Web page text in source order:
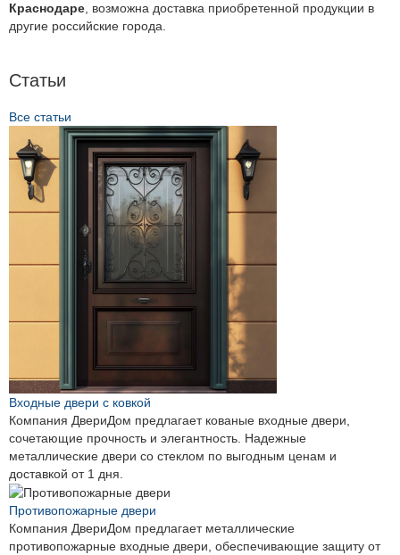
Краснодаре , возможна доставка приобретенной продукции в
другие российские города.
Статьи
Все статьи
Входные двери с ковкой
Компания ДвериДом предлагает кованые входные двери,
сочетающие прочность и элегантность. Надежные
металлические двери со стеклом по выгодным ценам и
доставкой от 1 дня.
Противопожарные двери
Компания ДвериДом предлагает металлические
противопожарные входные двери, обеспечивающие защиту от